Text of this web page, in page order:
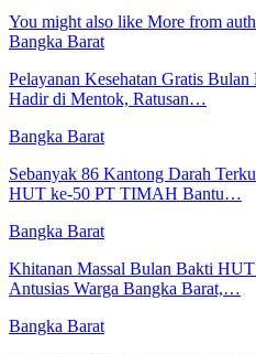
You might also like More from
Bangka Barat
Pelayanan Kesehatan Gratis
Hadir di Mentok, Ratusan…
Bangka Barat
Sebanyak 86 Kantong Darah
HUT ke-50 PT TIMAH Bantu…
Bangka Barat
Khitanan Massal Bulan Bakti
Antusias Warga Bangka Barat,…
Bangka Barat